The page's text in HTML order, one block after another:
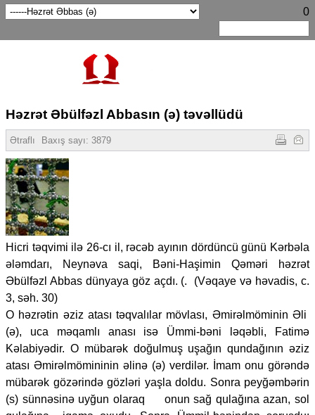
0
Həzrət Əbülfəzl Abbasın (ə) təvəllüdü
Ətraflı Baxış sayı: 3879
Hicri təqvimi ilə 26-cı il, rəcəb ayının dördüncü günü Kərbəla
ələmdarı, Neynəva saqi, Bəni-Haşimin Qəməri həzrət
Əbülfəzl Abbas dünyaya göz açdı. (. (Vəqaye və həvadis, c.
3, səh. 30)
O həzrətin əziz atası təqvalılar mövlası, Əmirəlmöminin Əli
(ə), uca məqamlı anası isə Ümmi-bəni ləqəbli, Fatimə
Kəlabiyədir. O mübarək doğulmuş uşağın qundağının əziz
atası Əmirəlmömininin əlinə (ə) verdilər. İmam onu görəndə
mübarək gözərində gözləri yaşla doldu. Sonra peyğəmbərin
(s) sünnəsinə uyğun olaraq onun sağ qulağına azan, sol